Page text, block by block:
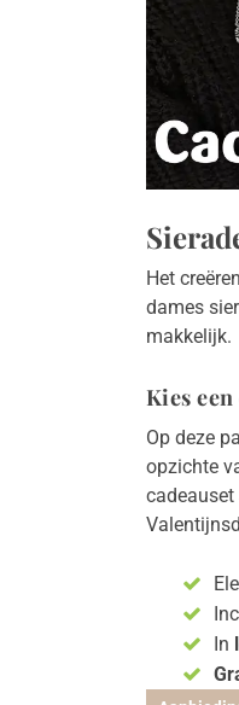
Het
dames
makkelijk.
Kies
Op deze
opzichte
In